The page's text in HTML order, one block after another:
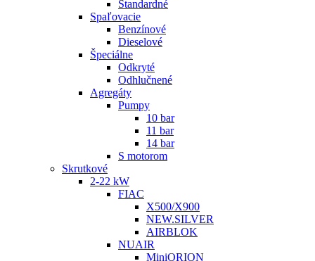
Štandardné
Spaľovacie
Benzínové
Dieselové
Špeciálne
Odkryté
Odhlučnené
Agregáty
Pumpy
10 bar
11 bar
14 bar
S motorom
Skrutkové
2-22 kW
FIAC
X500/X900
NEW.SILVER
AIRBLOK
NUAIR
MiniORION